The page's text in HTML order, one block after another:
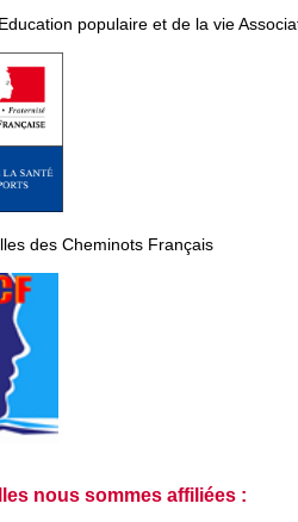
populaire et de la vie
des Cheminots Français
nous sommes affiliées :